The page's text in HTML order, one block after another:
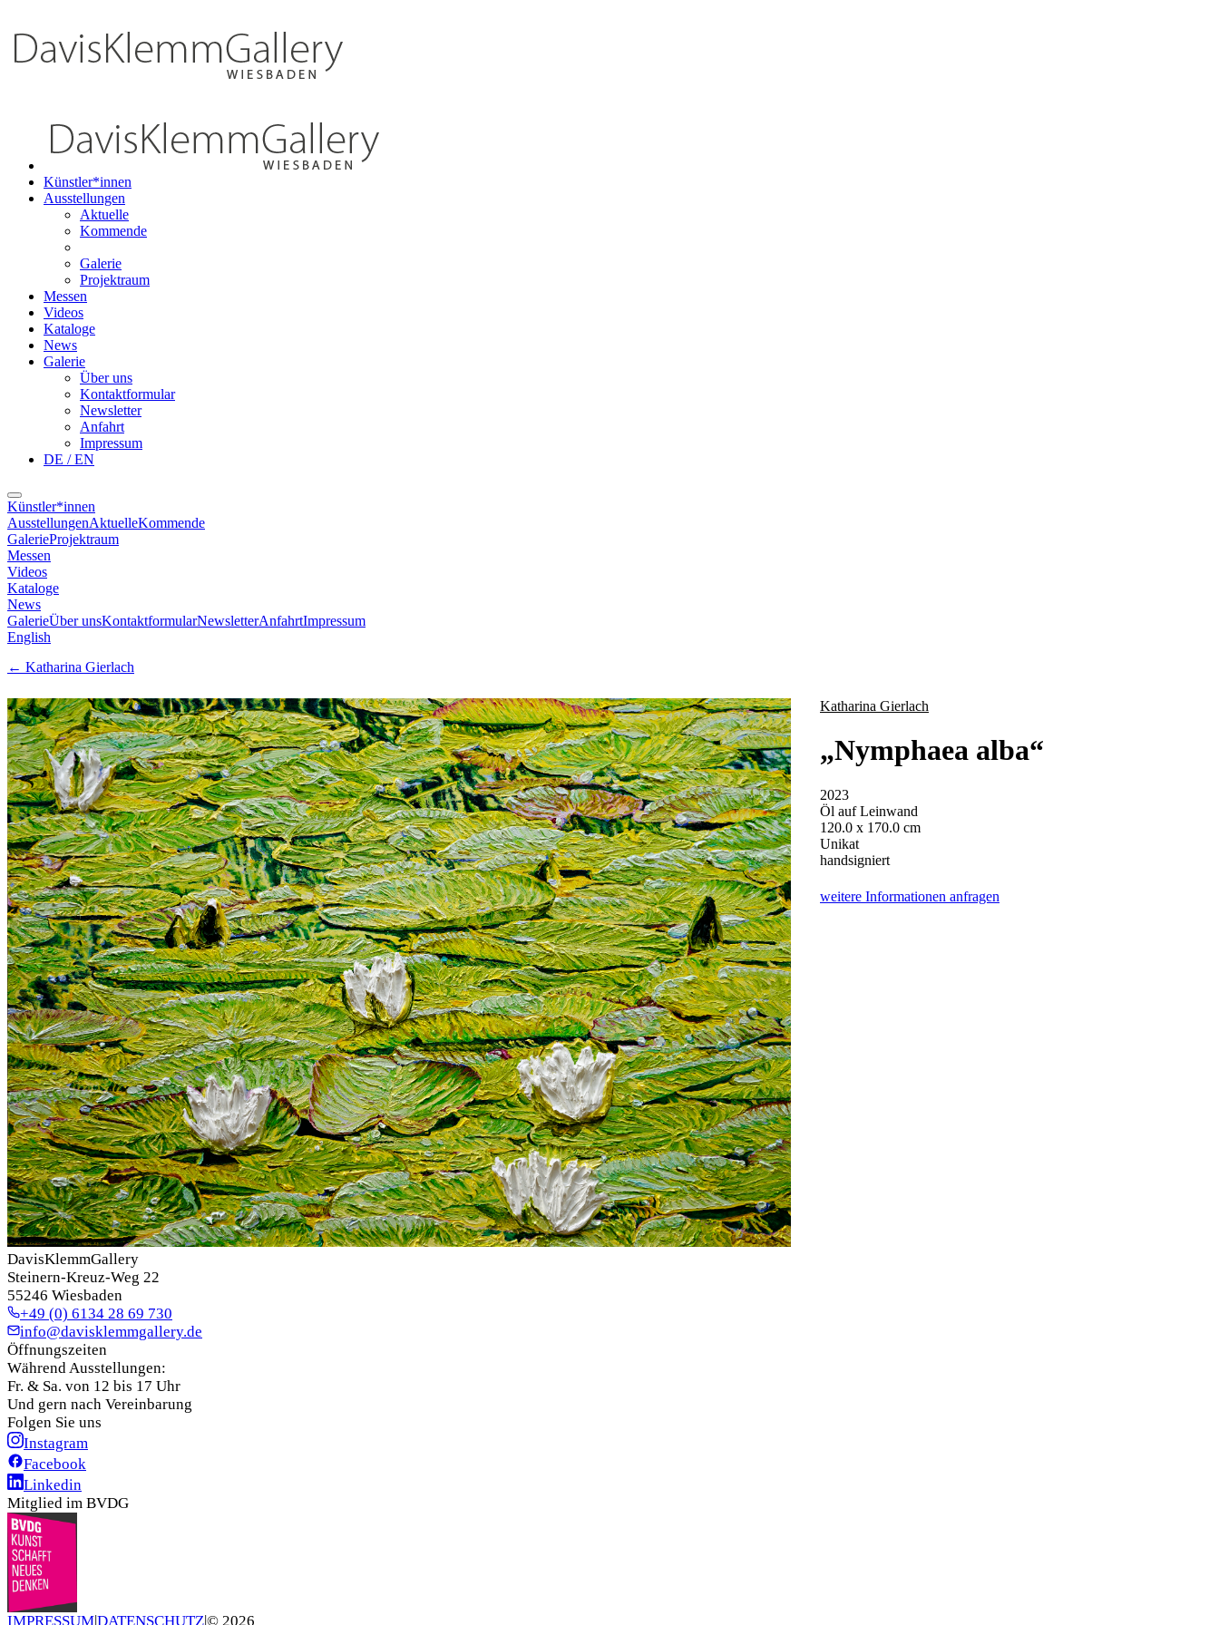
Künstler*innen
Ausstellungen
Aktuelle
Kommende
Galerie
Projektraum
Messen
Videos
Kataloge
News
Galerie
Über uns
Kontaktformular
Newsletter
Anfahrt
Impressum
DE / EN
Künstler*innen
AusstellungenAktuelleKommende
GalerieProjektraum
Messen
Videos
Kataloge
News
GalerieÜber unsKontaktformularNewsletterAnfahrtImpressum
English
← Katharina Gierlach
Katharina Gierlach
„Nymphaea alba“
2023
Öl auf Leinwand
120.0 x 170.0 cm
Unikat
handsigniert
weitere Informationen anfragen
DavisKlemmGallery
Steinern-Kreuz-Weg 22
55246 Wiesbaden
+49 (0) 6134 28 69 730
info@davisklemmgallery.de
Öffnungszeiten
Während Ausstellungen:
Fr. & Sa. von 12 bis 17 Uhr
Und gern nach Vereinbarung
Folgen Sie uns
Instagram
Facebook
Linkedin
Mitglied im BVDG
IMPRESSUMDATENSCHUTZ© 2026